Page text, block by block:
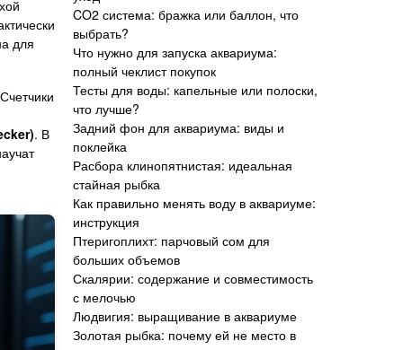
для
. В
CO2 система: бражка или баллон, что
выбрать?
Что нужно для запуска аквариума:
полный чеклист покупок
Тесты для воды: капельные или полоски,
что лучше?
Задний фон для аквариума: виды и
поклейка
Расбора клинопятнистая: идеальная
стайная рыбка
Как правильно менять воду в аквариуме:
инструкция
Птеригоплихт: парчовый сом для
больших объемов
Скалярии: содержание и совместимость
с мелочью
Людвигия: выращивание в аквариуме
Золотая рыбка: почему ей не место в